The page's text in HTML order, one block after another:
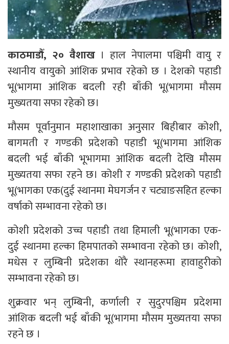
काठमाडौँ, २० वैशाख। हाल नेपालमा पश्चिमी वायु र
स्थानीय वायुको आंशिक प्रभाव रहेको छ । देशको पहाडी
भू(भागमा आंशिक बदली रही बाँकी भू(भागमा मौसम
मुख्यतया सफा रहेको छ।
मौसम पूर्वानुमान महाशाखाका अनुसार बिहीबार कोशी,
बागमती र गण्डकी प्रदेशको पहाडी भू(भागमा आंशिक
बदली भई बाँकी भूभागमा आंशिक बदली देखि मौसम
मुख्यतया सफा रहने छ। कोशी र गण्डकी प्रदेशको पहाडी
भू(भागका एक(दुई स्थानमा मेघगर्जन र चट्याङसहित हल्का
वर्षाको सम्भावना रहेको छ।
कोशी प्रदेशको उच्च पहाडी तथा हिमाली भू(भागका एक-
दुई स्थानमा हल्का हिमपातको सम्भावना रहेको छ। कोशी,
मधेस र लुम्बिनी प्रदेशका थोरै स्थानहरूमा हावाहुरीको
सम्भावना रहेको छ।
शुक्रवार भन् लुम्बिनी, कर्णाली र सुदुरपश्चिम प्रदेशमा
आंशिक बदली भई बाँकी भू(भागमा मौसम मुख्यतया सफा
रहने छ ।